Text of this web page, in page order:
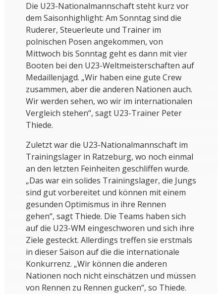
Die U23-Nationalmannschaft steht kurz vor
dem Saisonhighlight: Am Sonntag sind die
Ruderer, Steuerleute und Trainer im
polnischen Posen angekommen, von
Mittwoch bis Sonntag geht es dann mit vier
Booten bei den U23-Weltmeisterschaften auf
Medaillenjagd. „Wir haben eine gute Crew
zusammen, aber die anderen Nationen auch.
Wir werden sehen, wo wir im internationalen
Vergleich stehen“, sagt U23-Trainer Peter
Thiede.
Zuletzt war die U23-Nationalmannschaft im
Trainingslager in Ratzeburg, wo noch einmal
an den letzten Feinheiten geschliffen wurde.
„Das war ein solides Trainingslager, die Jungs
sind gut vorbereitet und können mit einem
gesunden Optimismus in ihre Rennen
gehen“, sagt Thiede. Die Teams haben sich
auf die U23-WM eingeschworen und sich ihre
Ziele gesteckt. Allerdings treffen sie erstmals
in dieser Saison auf die die internationale
Konkurrenz. „Wir können die anderen
Nationen noch nicht einschätzen und müssen
von Rennen zu Rennen gucken“, so Thiede.